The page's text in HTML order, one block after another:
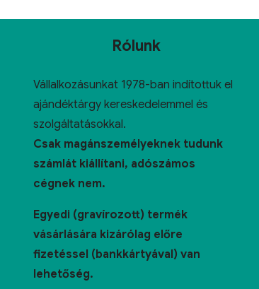
Rólunk
Vállalkozásunkat 1978-ban indítottuk el
ajándéktárgy kereskedelemmel és
szolgáltatásokkal.
Csak magánszemélyeknek tudunk
számlát kiállítani, adószámos
cégnek nem.
Egyedi (gravírozott) termék
vásárlására kizárólag előre
fizetéssel (bankkártyával) van
lehetőség.